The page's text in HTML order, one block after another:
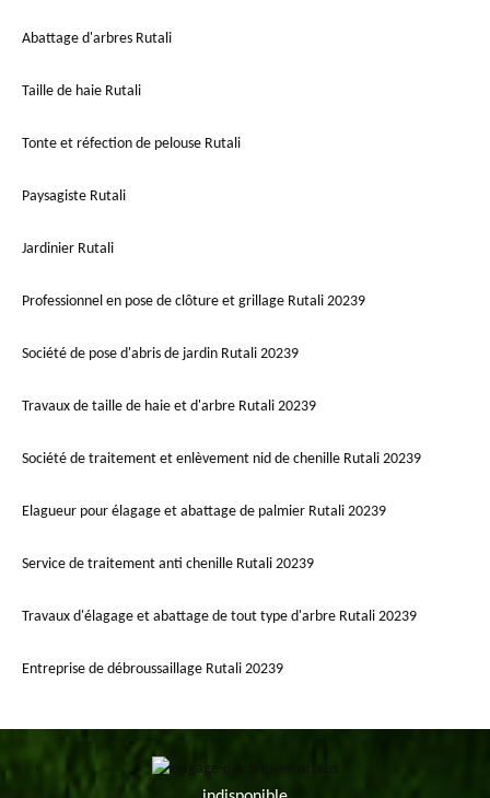
Abattage d'arbres Rutali
Taille de haie Rutali
Tonte et réfection de pelouse Rutali
Paysagiste Rutali
Jardinier Rutali
Professionnel en pose de clôture et grillage Rutali 20239
Société de pose d'abris de jardin Rutali 20239
Travaux de taille de haie et d'arbre Rutali 20239
Société de traitement et enlèvement nid de chenille Rutali 20239
Elagueur pour élagage et abattage de palmier Rutali 20239
Service de traitement anti chenille Rutali 20239
Travaux d'élagage et abattage de tout type d'arbre Rutali 20239
Entreprise de débroussaillage Rutali 20239